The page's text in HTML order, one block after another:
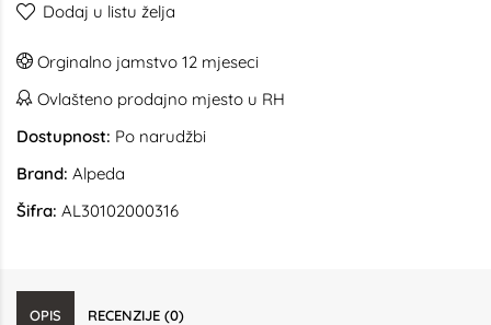
Dodaj u listu želja
Orginalno jamstvo 12 mjeseci
Ovlašteno prodajno mjesto u RH
Dostupnost: Po narudžbi
Brand: Alpeda
Šifra: AL30102000316
OPIS RECENZIJE (0)